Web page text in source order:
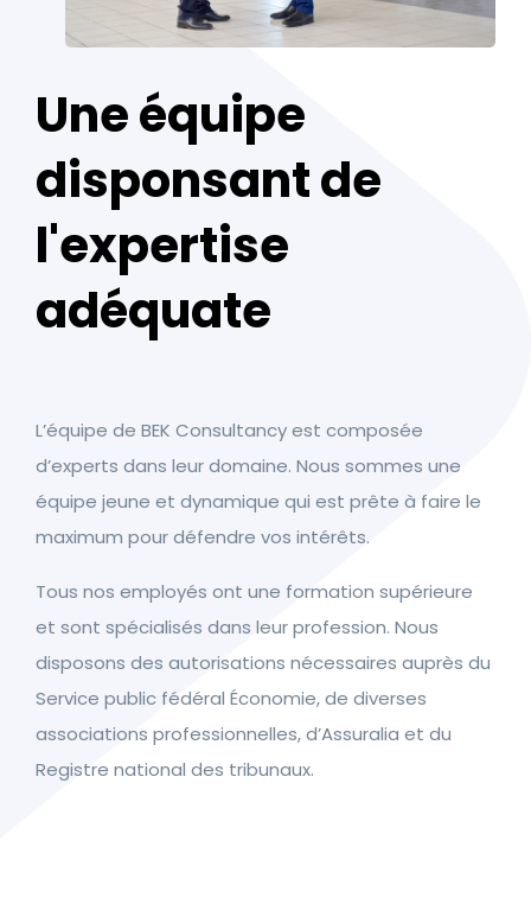
Une équipe
disponsant de
l'expertise
adéquate
L’équipe de BEK Consultancy est composée
d’experts dans leur domaine. Nous sommes une
équipe jeune et dynamique qui est prête à faire le
maximum pour défendre vos intérêts.
Tous nos employés ont une formation supérieure
et sont spécialisés dans leur profession. Nous
disposons des autorisations nécessaires auprès du
Service public fédéral Économie, de diverses
associations professionnelles, d’Assuralia et du
Registre national des tribunaux.